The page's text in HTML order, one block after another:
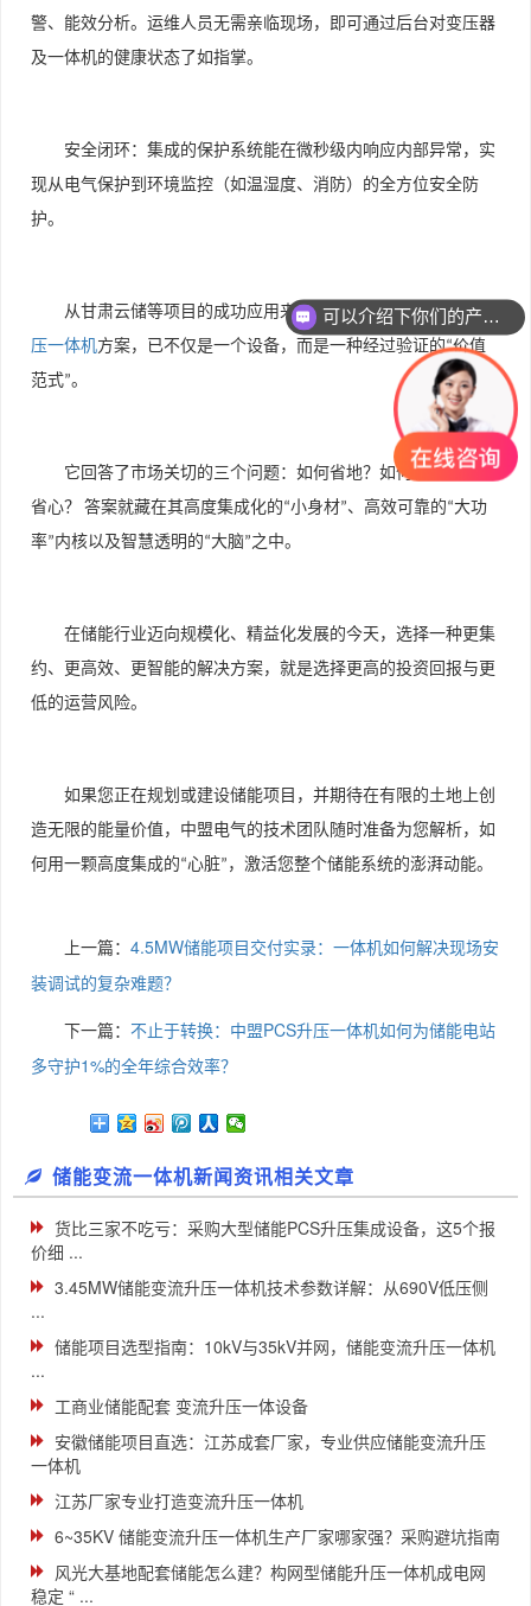
警、能效分析。运维人员无需亲临现场，即可通过后台对变压器
及一体机的健康状态了如指掌。
安全闭环：集成的保护系统能在微秒级内响应内部异常，实
现从电气保护到环境监控（如温湿度、消防）的全方位安全防
护。
从甘肃云储等项目的成功应用来看，中盟电气的储能变流升
压一体机方案，已不仅是一个设备，而是一种经过验证的“价值
范式”。
它回答了市场关切的三个问题：如何省地？如何省电？如何
省心？
答案就藏在其高度集成化的“小身材”、高效可靠的“大功
率”内核以及智慧透明的“大脑”之中。
在储能行业迈向规模化、精益化发展的今天，选择一种更集
约、更高效、更智能的解决方案，就是选择更高的投资回报与更
低的运营风险。
如果您正在规划或建设储能项目，并期待在有限的土地上创
造无限的能量价值，中盟电气的技术团队随时准备为您解析，如
何用一颗高度集成的“心脏” ，激活您整个储能系统的澎湃动能。
上一篇： 4.5MW储能项目交付实录：一体机如何解决现场安
装调试的复杂难题？
下一篇： 不止于转换：中盟PCS升压一体机如何为储能电站
多守护1%的全年综合效率？
储能变流一体机新闻资讯相关文章
货比三家不吃亏：采购大型储能PCS升压集成设备，这5个报
价细 ...
3.45MW储能变流升压一体机技术参数详解：从690V低压侧
...
储能项目选型指南：10kV与35kV并网，储能变流升压一体机
...
工商业储能配套 变流升压一体设备
安徽储能项目直选：江苏成套厂家，专业供应储能变流升压
一体机
江苏厂家专业打造变流升压一体机
6~35KV 储能变流升压一体机生产厂家哪家强？采购避坑指南
风光大基地配套储能怎么建？构网型储能升压一体机成电网
稳定 “ ...
你们是怎么收费的呢